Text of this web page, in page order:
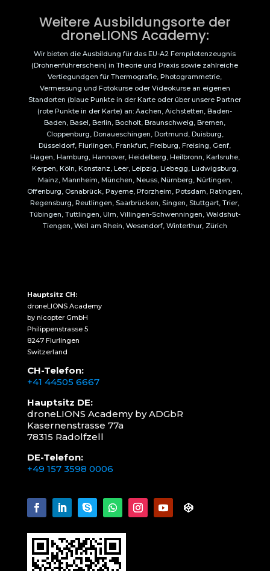
Weitere Ausbildungsorte der
droneLIONS Academy:
Wir bieten die Ausbildung für das EU-A2 Fernpilotenzeugnis
(Drohnenführerschein) in Theorie und Praxis sowie zahlreiche
Vertiegundgen für Thermografie, Photogrammetrie,
Vermessung und Fotokurse oder Videokurse an eigenen
Standorten (blaue Punkte in der Karte oder über unsere Partner
(rote Punkte in der Karte) an: Aachen, Aichstetten, Baden-
Baden, Basel, Berlin, Bocholt, Braunschweig, Bremen,
Cloppenburg, Donaueschingen, Dortmund, Duisburg,
Düsseldorf, Flurlingen, Frankfurt, Freiburg, Freising, Genf,
Hagen, Hamburg, Hannover, Heidelberg, Heilbronn, Karlsruhe,
Kerpen, Köln, Konstanz, Leer, Leipzig, Liebegg, Ludwigsburg,
Mainz, Mannheim, München, Neuss, Nürnberg, Nürtingen,
Offenburg, Osnabrück, Payerne, Pforzheim, Potsdam, Ratingen,
Regensburg, Reutlingen, Saarbrücken, Singen, Stuttgart, Trier,
Tübingen, Tuttlingen, Ulm, Villingen-Schwenningen, Waldshut-
Tiengen, Weil am Rhein, Wesendorf, Winterthur, Zürich
Hauptsitz CH:
droneLIONS Academy
by nicopter GmbH
Philippenstrasse 5
8247 Flurlingen
Switzerland
CH-Telefon:
+41 44505 6667
Hauptsitz DE:
droneLIONS Academy by ADGbR
Kasernenstrasse 77a
78315 Radolfzell
DE-Telefon:
+49 157 3598 0006